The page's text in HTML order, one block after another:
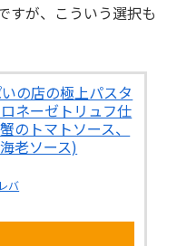
すが、こういう選択も
の店の極上パスタ
ネーゼトリュフ仕
のトマトソース、
老ソース)
バ